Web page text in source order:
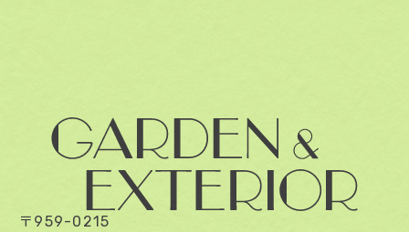
マネー情報等決済手段に関する情報
・ユーザーの肖像を含む静止画情報
・入力フォームその他当社が定める方法を通じ
てユーザーが入力または送信する情報
(2) ユーザーが本サービスの利用において、他
〒959-0215